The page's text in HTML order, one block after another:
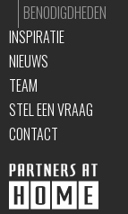
BENODIGDHEDEN
INSPIRATIE
NIEUWS
TEAM
STEL EEN VRAAG
CONTACT